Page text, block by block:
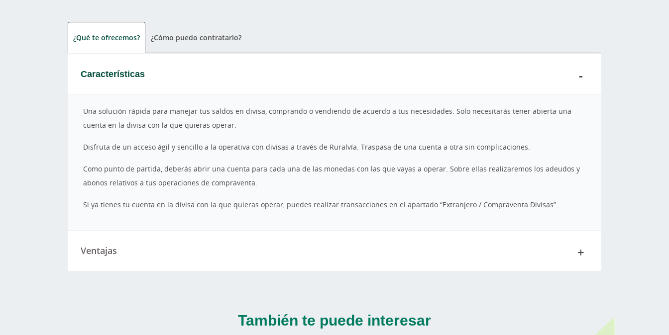
¿Qué te ofrecemos? ¿Cómo puedo contratarlo?
Características
Una solución rápida para manejar tus saldos en divisa, comprando o vendiendo de acuerdo a tus necesidades. Solo necesitarás tener abierta una
cuenta en la divisa con la que quieras operar.
Disfruta de un acceso ágil y sencillo a la operativa con divisas a través de Ruralvía. Traspasa de una cuenta a otra sin complicaciones.
Como punto de partida, deberás abrir una cuenta para cada una de las monedas con las que vayas a operar. Sobre ellas realizaremos los adeudos y
abonos relativos a tus operaciones de compraventa.
Si ya tienes tu cuenta en la divisa con la que quieras operar, puedes realizar transacciones en el apartado “Extranjero / Compraventa Divisas”.
Ventajas
También te puede interesar